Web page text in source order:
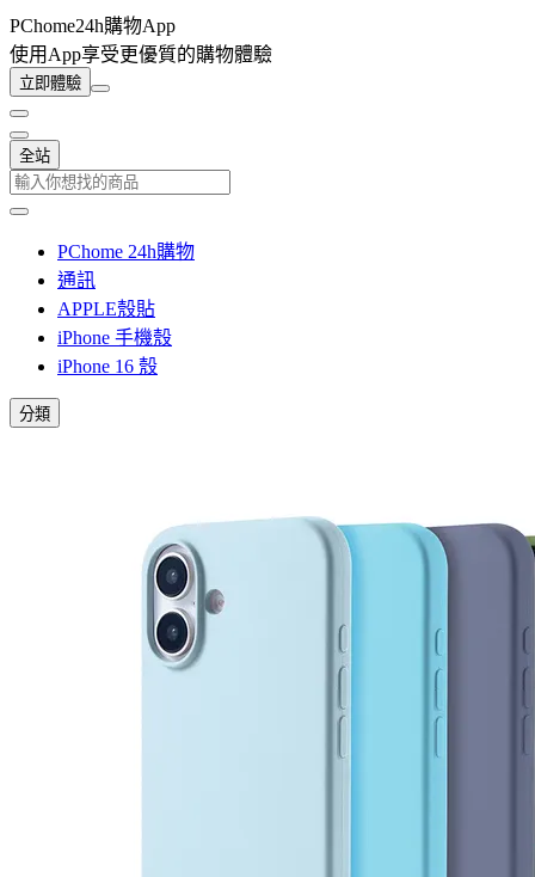
PChome24h購物App
使用App享受更優質的購物體驗
立即體驗
全站
PChome 24h購物
通訊
APPLE殼貼
iPhone 手機殼
iPhone 16 殼
分類